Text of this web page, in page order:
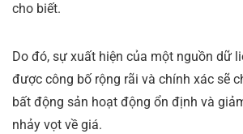
cho biết.
Do đó, sự xuất hiện của một nguồn dữ
được công bố rộng rãi và chính xác sẽ
bất động sản hoạt động ổn định và
nhảy vọt về giá.